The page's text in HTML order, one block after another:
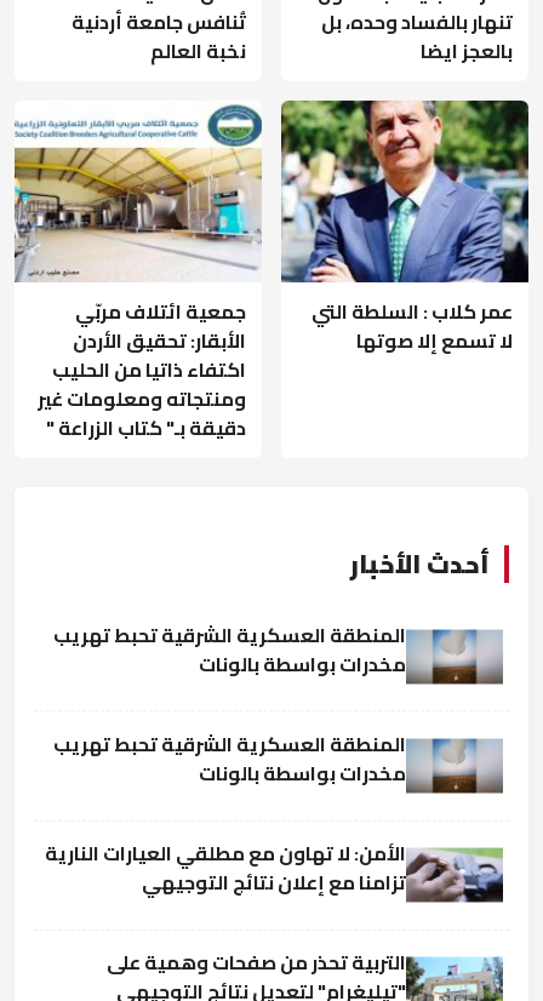
تنهار بالفساد وحده، بل
بالعجز ايضا
تُنافس جامعة أردنية
نخبة العالم
عمر كلاب : السلطة التي
لا تسمع إلا صوتها
جمعية ائتلاف مربّي
الأبقار: تحقيق الأردن
اكتفاء ذاتيا من الحليب
ومنتجاته ومعلومات غير
دقيقة بـ" كتاب الزراعة "
أحدث الأخبار
المنطقة العسكرية الشرقية تحبط تهريب
مخدرات بواسطة بالونات
المنطقة العسكرية الشرقية تحبط تهريب
مخدرات بواسطة بالونات
الأمن: لا تهاون مع مطلقي العيارات النارية
تزامنا مع إعلان نتائج التوجيهي
التربية تحذر من صفحات وهمية على
"تيليغرام" لتعديل نتائج التوجيهي